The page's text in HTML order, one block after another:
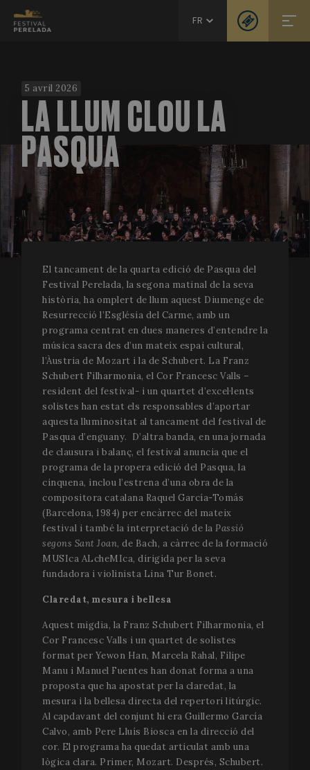
FR
5 avril 2026
LA LLUM CLOU LA
PASQUA
El tancament de la quarta edició de Pasqua del
Festival Perelada, la segona matinal de la seva
història, ha omplert de llum aquest Diumenge de
Resurrecció l’Església del Carme, amb un
programa centrat en dues maneres d’entendre la
música sacra des d’un mateix espai cultural,
l’Àustria de Mozart i la de Schubert. La Franz
Schubert Filharmonia, el Cor Francesc Valls –
resident del festival- i un quartet d’excel·lents
solistes han estat els responsables d’aportar
aquesta lluminositat al tancament del festival de
Pasqua d’enguany. D’altra banda, en una jornada
de clausura i balanç, el festival anuncia que el
programa de la propera edició del Pasqua, la
cinquena, inclou l’estrena d’una obra de la
compositora catalana Raquel García-Tomás
(Barcelona, 1984) per encàrrec del mateix
festival i també la interpretació de la Passió
segons Sant Joan, de Bach, a càrrec de la formació
MUSIca ALcheMIca, dirigida per la seva
fundadora i violinista Lina Tur Bonet.
Claredat, mesura i bellesa
Aquest migdia, la Franz Schubert Filharmonia, el
Cor Francesc Valls i un quartet de solistes
format per Yewon Han, Marcela Rahal, Filipe
Manu i Manuel Fuentes han donat forma a una
proposta que ha apostat per la claredat, la
mesura i la bellesa directa del repertori litúrgic.
Al capdavant del conjunt hi era Guillermo García
Calvo, amb Pere Lluís Biosca en la direcció del
cor. El programa ha quedat articulat amb una
lògica clara. Primer, Mozart. Després, Schubert.